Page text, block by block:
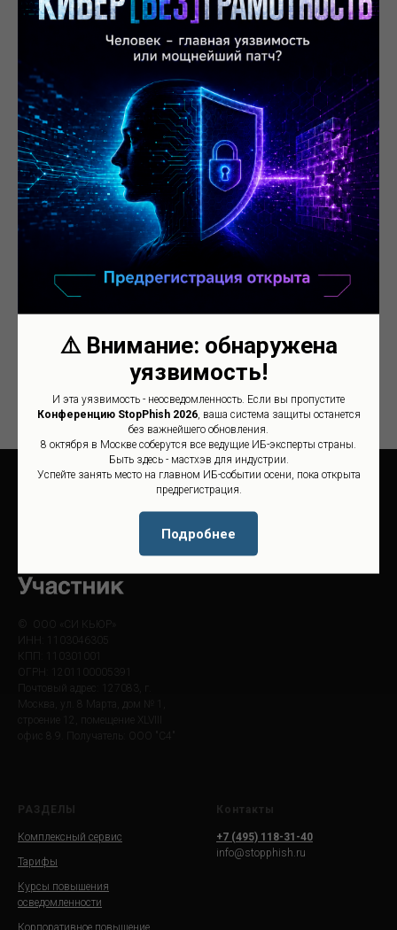
⚠️ Внимание: обнаружена
уязвимость!
И эта уязвимость - неосведомленность. Если вы пропустите
Конференцию StopPhish 2026, ваша система защиты останется
без важнейшего обновления.
8 октября в Москве соберутся все ведущие ИБ-эксперты страны.
Быть здесь - мастхэв для индустрии.
Успейте занять место на главном ИБ-событии осени, пока открыта
предрегистрация.
Подробнее
Количество пользователей в вашей компании
Я соглашаюсь сполитикой конфиденциальности
Я даю согласие ООО "Си Кьюр" на обработку персональных данных
Я хочу получать информационную рассылку
Отправить
© ООО «СИ КЬЮР»
ИНН: 1103046305
КПП: 110301001
ОГРН: 1201100005391
Почтовый адрес: 127083, г.
Москва, ул. 8 Марта, дом № 1,
строение 12, помещение XLVIII
офис 8.9. Получатель: ООО "С4"
РАЗДЕЛЫ
Комплексный сервис
Тарифы
Курсы повышения
осведомленности
Контакты
+7 (495) 118-31-40
info@stopphish.ru